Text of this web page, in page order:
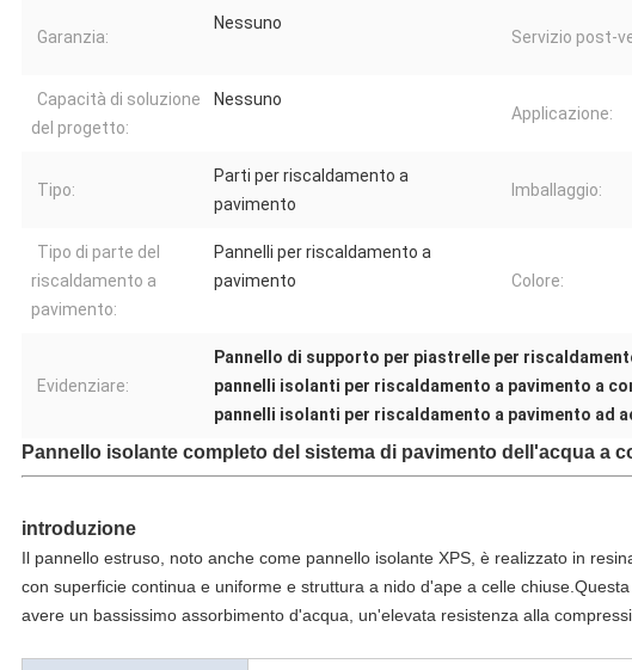
Garanzia:
Nessuno
Servizio post-
Capacità di soluzione
del progetto:
Nessuno
Applicazione:
Tipo:
Parti per riscaldamento a
pavimento
Imballaggio:
Tipo di parte del
riscaldamento a
pavimento:
Pannelli per riscaldamento a
pavimento
Colore:
Evidenziare:
Pannello di supporto per piastrelle per
pannelli isolanti per riscaldamento a pavimento a
pannelli isolanti per riscaldamento a pavimento ad
Pannello isolante completo del sistema di pavimento dell'acqua a
introduzione
Il pannello estruso, noto anche come pannello isolante XPS, è realizzato in
con superficie continua e uniforme e struttura a nido d'ape a celle
avere un bassissimo assorbimento d'acqua, un'elevata resistenza alla